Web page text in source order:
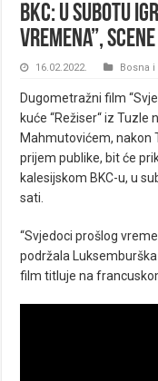
BKC: U subotu
vremena”,
16.02.2022. Bosna
Dugometražni film
kuće “Režiser“ iz
Mahmutovićem, nakon
prijem publike, bit će
kalesijskom BKC-u, u
sati.
“Svjedoci prošlog
podržala
film titluje na